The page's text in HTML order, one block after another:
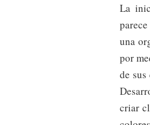
La
una
por
de
criar